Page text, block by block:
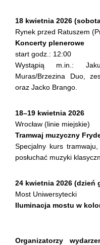
18 kwietnia 2026
Rynek przed Ratuszem
Koncerty plenerowe
start godz.: 12:00
Wystąpią m.in.:
Muras/Brzezina Duo,
oraz Jacko Brango.
18–19 kwietnia 2026
Wrocław (linie miejskie)
Tramwaj muzyczny
Specjalny kurs
posłuchać muzyki
24 kwietnia 2026 (dzień
Most Uniwersytecki
Iluminacja mostu w
Organizatorzy